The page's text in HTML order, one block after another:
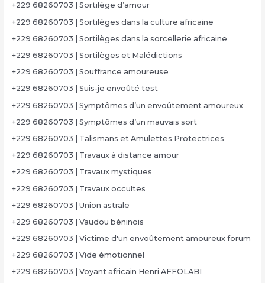
+229 68260703 | Sortilège d’amour
+229 68260703 | Sortilèges dans la culture africaine
+229 68260703 | Sortilèges dans la sorcellerie africaine
+229 68260703 | Sortilèges et Malédictions
+229 68260703 | Souffrance amoureuse
+229 68260703 | Suis-je envoûté test
+229 68260703 | Symptômes d’un envoûtement amoureux
+229 68260703 | Symptômes d’un mauvais sort
+229 68260703 | Talismans et Amulettes Protectrices
+229 68260703 | Travaux à distance amour
+229 68260703 | Travaux mystiques
+229 68260703 | Travaux occultes
+229 68260703 | Union astrale
+229 68260703 | Vaudou béninois
+229 68260703 | Victime d'un envoûtement amoureux forum
+229 68260703 | Vide émotionnel
+229 68260703 | Voyant africain Henri AFFOLABI